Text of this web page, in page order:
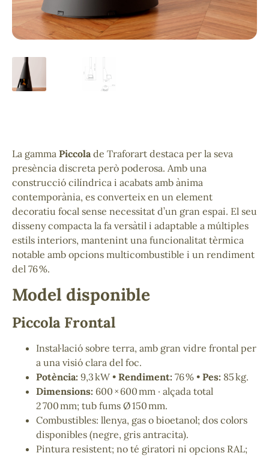
La gamma Piccolade Traforart destaca per la seva
presència discreta però poderosa. Amb una
construcció cilíndrica i acabats amb ànima
contemporània, es converteix en un element
decoratiu focal sense necessitat d’un gran espai. El seu
disseny compacta la fa versàtil i adaptable a múltiples
estils interiors, mantenint una funcionalitat tèrmica
notable amb opcions multicombustible i un rendiment
del 76 %.
Model disponible
Piccola Frontal
Instal·lació sobre terra, amb gran vidre frontal per
a una visió clara del foc.
Potència: 9,3 kW • Rendiment: 76 % • Pes: 85 kg.
Dimensions: 600 × 600 mm · alçada total
2 700 mm; tub fums Ø 150 mm.
Combustibles: llenya, gas o bioetanol; dos colors
disponibles (negre, gris antracita).
Pintura resistent; no té giratori ni opcions RAL;